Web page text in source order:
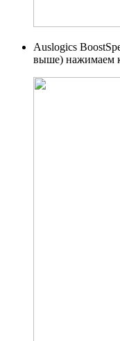
Auslogics
выше) нажимаем